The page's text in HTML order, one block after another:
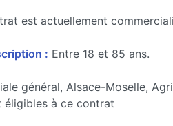
est actuellement
: Entre 18 et 85 ans.
général, Alsace-Moselle,
éligibles à ce contrat